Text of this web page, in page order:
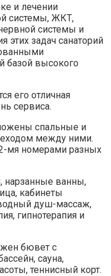
и лечении
системы, ЖКТ,
системы и
этих задач санаторий
базой высокого
его отличная
сервиса.
спальные и
между ними.
мя номерами разных
нарзанные ванны,
кабинеты
душ-массаж,
гипнотерапия и
бювет с
сауна,
теннисный корт.